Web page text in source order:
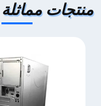
منتجات مماثلة